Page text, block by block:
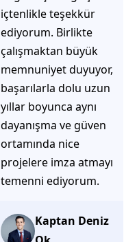
İhtiyaçlarınıza hızlı ve
doğru çözümler
sunmaya çalışıyorlar.
Müşteri
memnuniyetini ön
planda tutan
yaklaşımları, ilgili
iletişimleri ve
güvenilir hizmet
anlayışları sayesinde
başarılı bir ekip
olduklarını